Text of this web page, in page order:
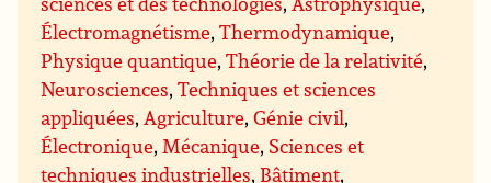
Électromagnétisme,Thermodynamique,
Physique quantique,Théorie de la relativité,
Neurosciences,Techniques et sciences
appliquées, Agriculture,Génie civil,
Électronique, Mécanique, Sciences et
techniques industrielles, Bâtiment,